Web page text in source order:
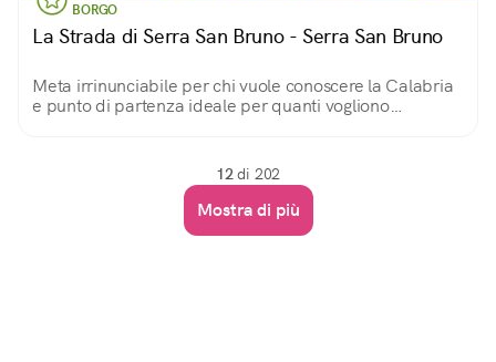
BORGO
La Strada di Serra San Bruno - Serra San Bruno
Meta irrinunciabile per chi vuole conoscere la Calabria
e punto di partenza ideale per quanti vogliono
12di 202
Mostra di più